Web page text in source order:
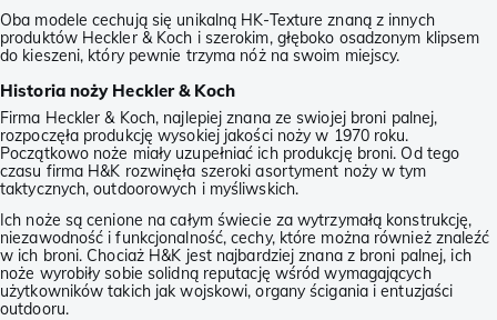
Oba modele cechują się unikalną HK-Texture znaną z innych
produktów Heckler & Koch i szerokim, głęboko osadzonym klipsem
do kieszeni, który pewnie trzyma nóż na swoim miejscy.
Historia noży Heckler & Koch
Firma Heckler & Koch, najlepiej znana ze swiojej broni palnej,
rozpoczęła produkcję wysokiej jakości noży w 1970 roku.
Początkowo noże miały uzupełniać ich produkcję broni. Od tego
czasu firma H&K rozwinęła szeroki asortyment noży w tym
taktycznych, outdoorowych i myśliwskich.
Ich noże są cenione na całym świecie za wytrzymałą konstrukcję,
niezawodność i funkcjonalność, cechy, które można również znaleźć
w ich broni. Chociaż H&K jest najbardziej znana z broni palnej, ich
noże wyrobiły sobie solidną reputację wśród wymagających
użytkowników takich jak wojskowi, organy ścigania i entuzjaści
outdooru.